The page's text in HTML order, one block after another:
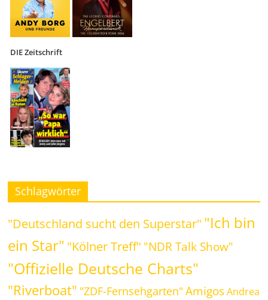
DIE Zeitschrift
Schlagwörter
"Deutschland sucht den Superstar" "Ich bin
ein Star" "Kölner Treff" "NDR Talk Show"
"Offizielle Deutsche Charts"
"Riverboat" "ZDF-Fernsehgarten" Amigos Andrea